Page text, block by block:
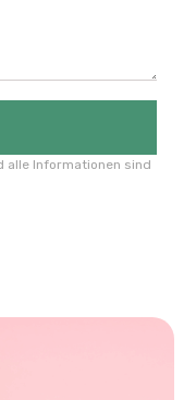
alle Informationen sind